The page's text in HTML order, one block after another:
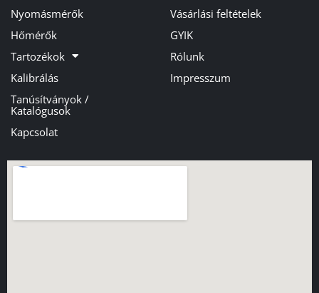
Nyomásmérők
Hőmérők
Tartozékok
Kalibrálás
Tanúsítványok /
Katalógusok
Kapcsolat
Vásárlási feltételek
GYIK
Rólunk
Impresszum